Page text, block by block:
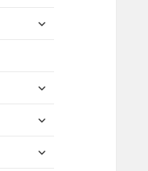
sous-
ouvrir
ouvrir
sous-
ouvrir
sous-
ouvrir